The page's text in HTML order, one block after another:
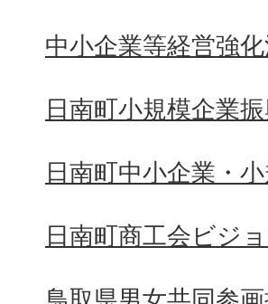
中小企業等経営強
日南町小規模企業
日南町中小企業・
日南町商工会ビジ